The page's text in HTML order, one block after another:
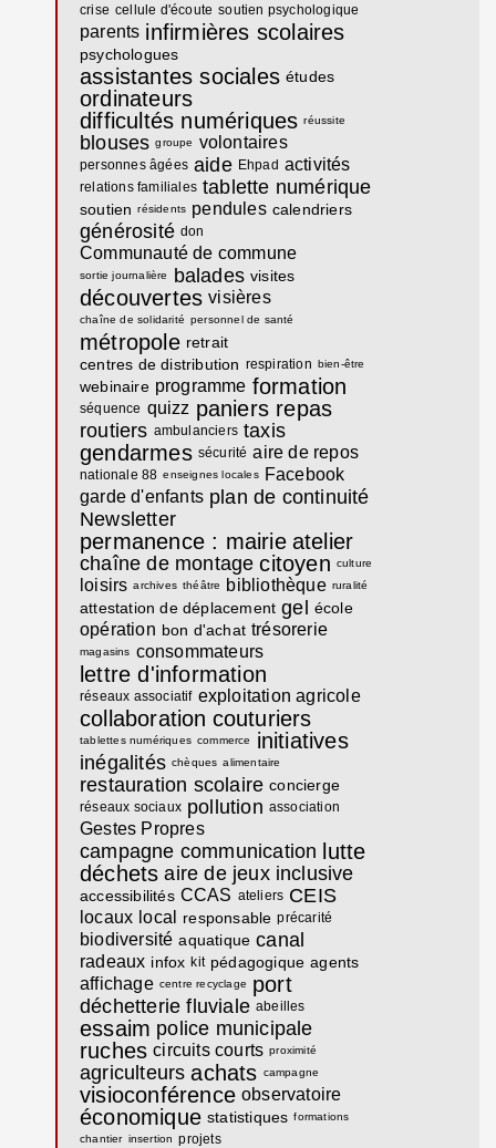
crise cellule d'écoute soutien psychologique
parents infirmières scolaires
psychologues
assistantes sociales études
ordinateurs
difficultés numériques réussite
blouses groupe volontaires
personnes âgées aide Ehpad activités
relations familiales tablette numérique
soutien résidents pendules calendriers
générosité don
Communauté de commune
sortie journalière balades visites
découvertes visières
chaîne de solidarité personnel de santé
métropole retrait
centres de distribution respiration bien-être
webinaire programme formation
séquence quizz paniers repas
routiers ambulanciers taxis
gendarmes sécurité aire de repos
nationale 88 enseignes locales
Facebook
garde d'enfants plan de continuité
Newsletter
permanence : mairie atelier
chaîne de montage citoyen culture
loisirs archives théâtre bibliothèque ruralité
attestation de déplacement gel école
opération bon d'achat trésorerie
magasins consommateurs
lettre d'information
réseaux associatif exploitation agricole
collaboration couturiers
tablettes numériques commerce initiatives
inégalités chèques alimentaire
restauration scolaire concierge
réseaux sociaux pollution association
Gestes Propres
campagne communication lutte
déchets aire de jeux inclusive
accessibilités CCAS ateliers CEIS
locaux local responsable précarité
biodiversité aquatique canal
radeaux infox kit pédagogique agents
affichage centre recyclage port
déchetterie fluviale abeilles
essaim police municipale
ruches circuits courts proximité
agriculteurs achats campagne
visioconférence observatoire
économique statistiques formations
chantier insertion projets